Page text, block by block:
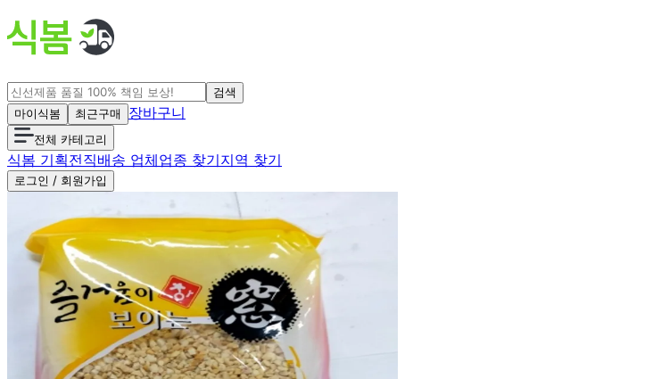
검색
마이식봄
최근구매 장바구니
전체 카테고리
식봄 기획전직배송 업체업종 찾기지역 찾기
로그인 / 회원가입